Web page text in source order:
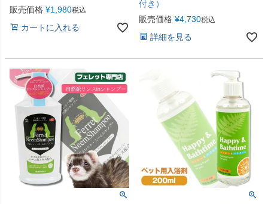
販売価格 ¥1,980税込
カートに入れる
付き）
販売価格 ¥4,730税込
詳細を見る